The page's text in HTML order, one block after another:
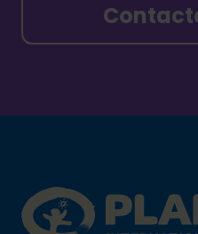
Plan International logo